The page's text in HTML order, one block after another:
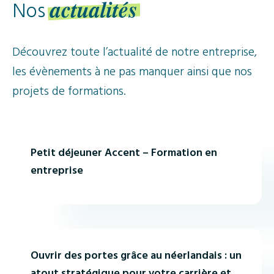
Nosactualités
Découvrez toute l’actualité de notre entreprise,
les évènements à ne pas manquer ainsi que nos
projets de formations.
Petit déjeuner Accent – Formation en
entreprise
Ouvrir des portes grâce au néerlandais : un